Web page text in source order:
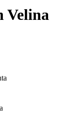
Velina